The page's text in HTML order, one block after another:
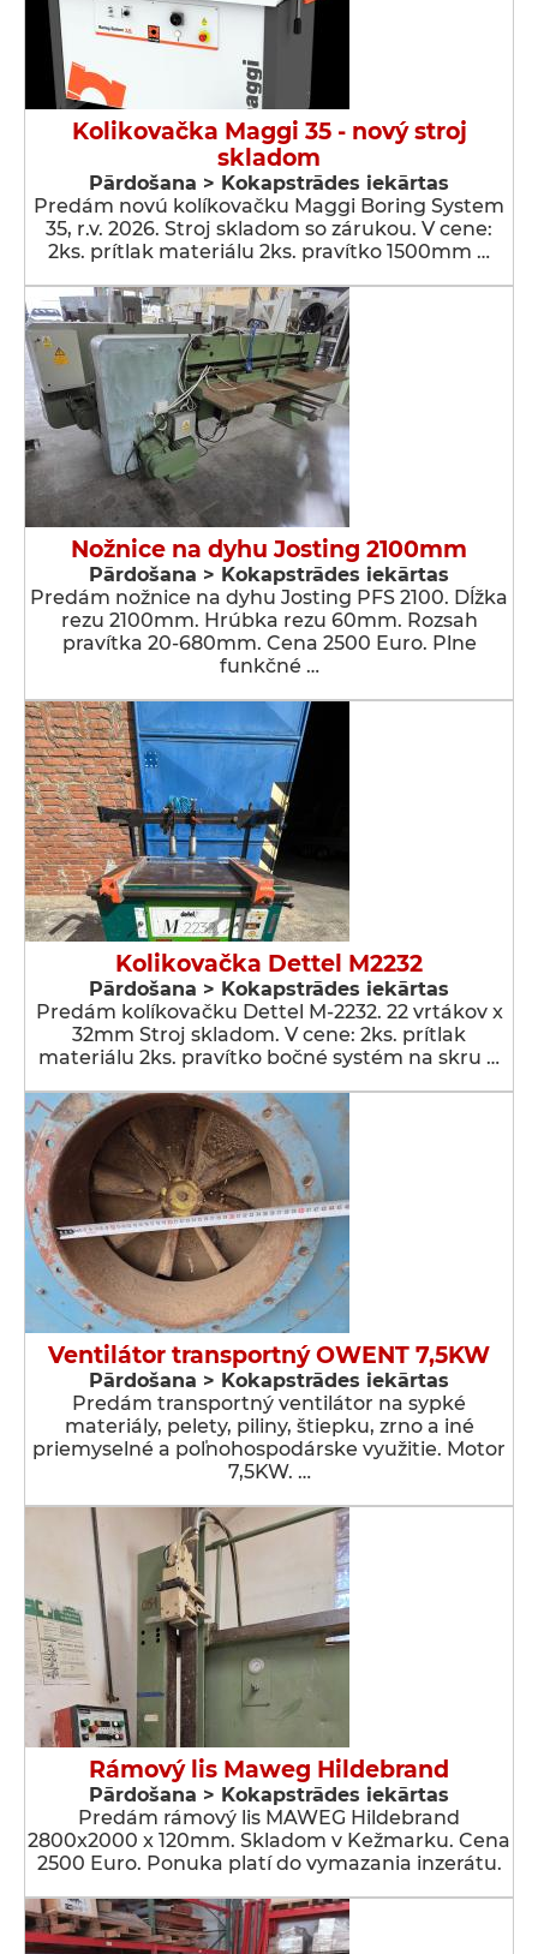
Kolikovačka Maggi 35 - nový stroj
skladom
Pārdošana > Kokapstrādes iekārtas
Predám novú kolíkovačku Maggi Boring System
35, r.v. 2026. Stroj skladom so zárukou. V cene:
2ks. prítlak materiálu 2ks. pravítko 1500mm …
Nožnice na dyhu Josting 2100mm
Pārdošana > Kokapstrādes iekārtas
Predám nožnice na dyhu Josting PFS 2100. Dĺžka
rezu 2100mm. Hrúbka rezu 60mm. Rozsah
pravítka 20-680mm. Cena 2500 Euro. Plne
funkčné …
Kolikovačka Dettel M2232
Pārdošana > Kokapstrādes iekārtas
Predám kolíkovačku Dettel M-2232. 22 vrtákov x
32mm Stroj skladom. V cene: 2ks. prítlak
materiálu 2ks. pravítko bočné systém na skru …
Ventilátor transportný OWENT 7,5KW
Pārdošana > Kokapstrādes iekārtas
Predám transportný ventilátor na sypké
materiály, pelety, piliny, štiepku, zrno a iné
priemyselné a poľnohospodárske využitie. Motor
7,5KW. …
Rámový lis Maweg Hildebrand
Pārdošana > Kokapstrādes iekārtas
Predám rámový lis MAWEG Hildebrand
2800x2000 x 120mm. Skladom v Kežmarku. Cena
2500 Euro. Ponuka platí do vymazania inzerátu.